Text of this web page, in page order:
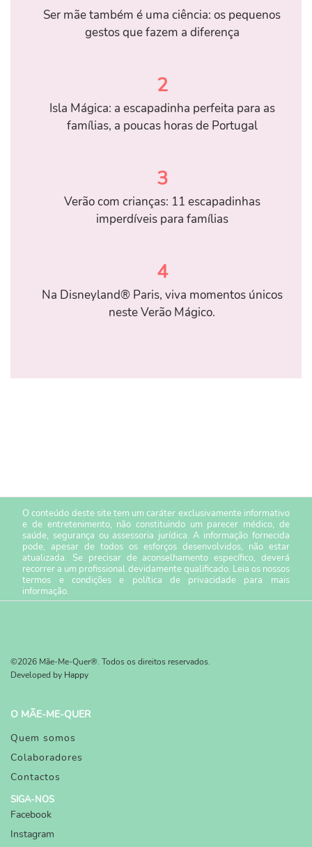
Ser mãe também é uma ciência: os pequenos
gestos que fazem a diferença
2
Isla Mágica: a escapadinha perfeita para as
famílias, a poucas horas de Portugal
3
Verão com crianças: 11 escapadinhas
imperdíveis para famílias
4
Na Disneyland® Paris, viva momentos únicos
neste Verão Mágico.
O conteúdo deste site tem um caráter exclusivamente informativo
e de entretenimento, não constituindo um parecer médico, de
saúde, segurança ou assessoria jurídica. A informação fornecida
pode, apesar de todos os esforços desenvolvidos, não estar
atualizada. Se precisar de aconselhamento específico, deverá
recorrer a um profissional devidamente qualificado. Leia os nossos
termos e condiçõese política de privacidade para mais
informação.
©2026 Mãe-Me-Quer®. Todos os direitos reservados.
Developed by Happy
O MÃE-ME-QUER
Quem somos
Colaboradores
Contactos
SIGA-NOS
Facebook
Instagram